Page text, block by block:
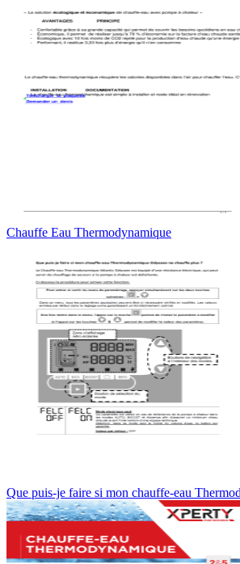
Chauffe Eau Thermodynamique
Que puis-je faire si mon chauffe-eau